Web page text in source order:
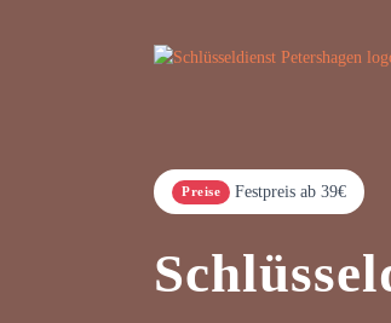
Preise Festpreis ab 39€